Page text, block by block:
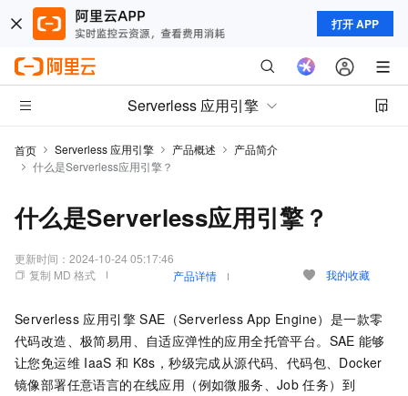
打开 APP
Serverless 应用引擎
首页 Serverless 应用引擎 产品概述
产品简介
什么是Serverless应用引擎？
什么是Serverless应用引擎？
更新时间： 2024-10-24 05:17:46
复制 MD 格式
产品详情 我的收藏
Serverless 应用引擎 SAE（Serverless App Engine） 是一款零
代码改造、极简易用、自适应弹性的应用全托管平台。 SAE 能够
让您免运维 IaaS 和 K8s，秒级完成从源代码、代码包、Docker
镜像部署任意语言的在线应用 （例如微服务、Job 任务） 到